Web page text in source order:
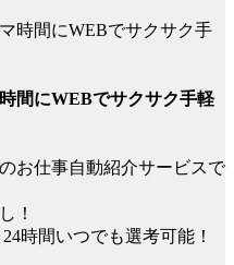
間にWEBでサクサク手軽
お仕事自動紹介サービスで
！
時間いつでも選考可能！